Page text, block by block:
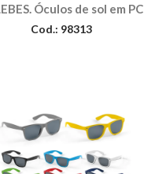
Óculos de sol em PC
Cod.: 98313